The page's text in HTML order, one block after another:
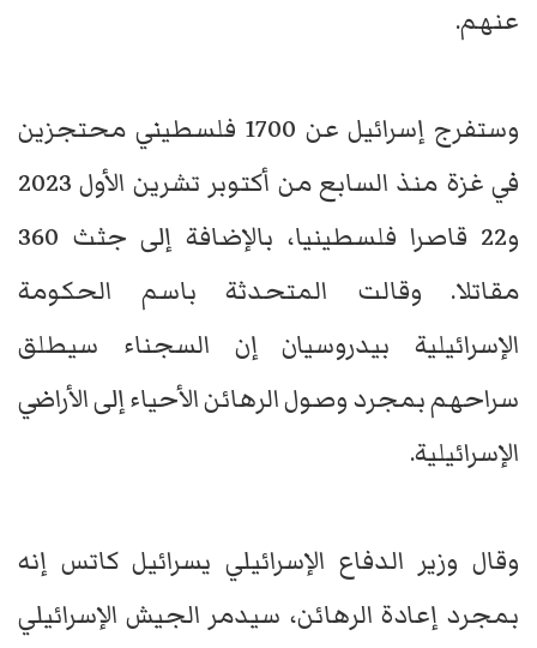
عنهم.
وستفرج إسرائيل عن 1700 فلسطيني محتجزين
في غزة منذ السابع من أكتوبر تشرين الأول 2023
و22 قاصرا فلسطينيا، بالإضافة إلى جثث 360
مقاتلا. وقالت المتحدثة باسم الحكومة
الإسرائيلية بيدروسيان إن السجناء سيطلق
سراحهم بمجرد وصول الرهائن الأحياء إلى الأراضي
الإسرائيلية.
وقال وزير الدفاع الإسرائيلي يسرائيل كاتس إنه
بمجرد إعادة الرهائن، سيدمر الجيش الإسرائيلي